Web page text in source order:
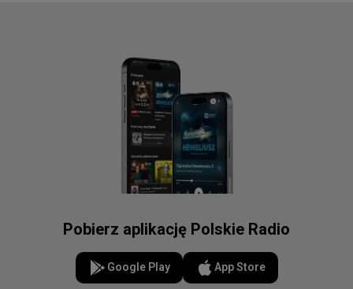
Pobierz aplikację Polskie Radio
Google Play App Store